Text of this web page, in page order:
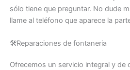
sólo tiene que preguntar. No dude
llame al teléfono que aparece la
🛠Reparaciones de fontaneria
Ofrecemos un servicio integral y de